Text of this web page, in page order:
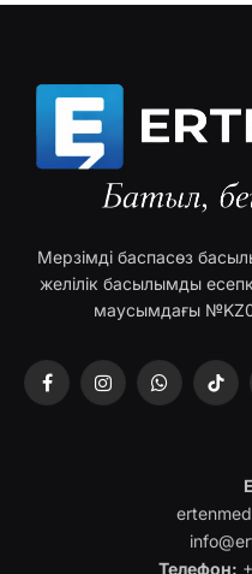
Мерзімді баспасөз
желілік басылымды
маусымдағы
FacebookInstagramWhatsApp
Телефон: